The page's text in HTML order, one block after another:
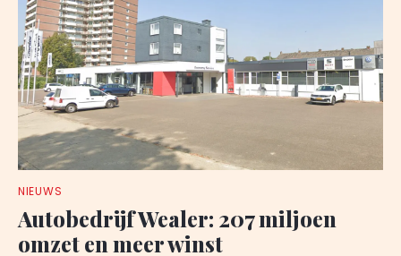
NIEUWS
Autobedrijf Wealer: 207 miljoen
omzet en meer winst